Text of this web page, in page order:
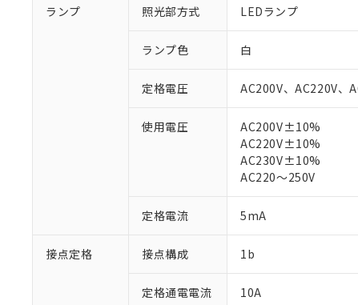
ランプ 照光部方式 LEDランプ
ランプ色 白
定格電圧 AC200V、AC220V、
使用電圧
AC200V±10%
AC220V±10%
AC230V±10%
AC220～250V
定格電流 5mA
接点定格 接点構成 1b
定格通電電流 10A
ご利用条件
以下の条件をお読
対応予定：EU
対応予定なし：
調査・確認中：
非該当品：ライセ
仕入先様の事情に
があります。
*EU RoHS指令（10物質
六価クロム(Cr(Ⅵ))
但し、RoHS指令で産
フタル酸エステル類の
※1 中国
「×」：最大均質
「－」：未確認で
Pb(鉛) :1000ppm、
DBP(フタル酸ジブチル
う）を輸出
記
説明